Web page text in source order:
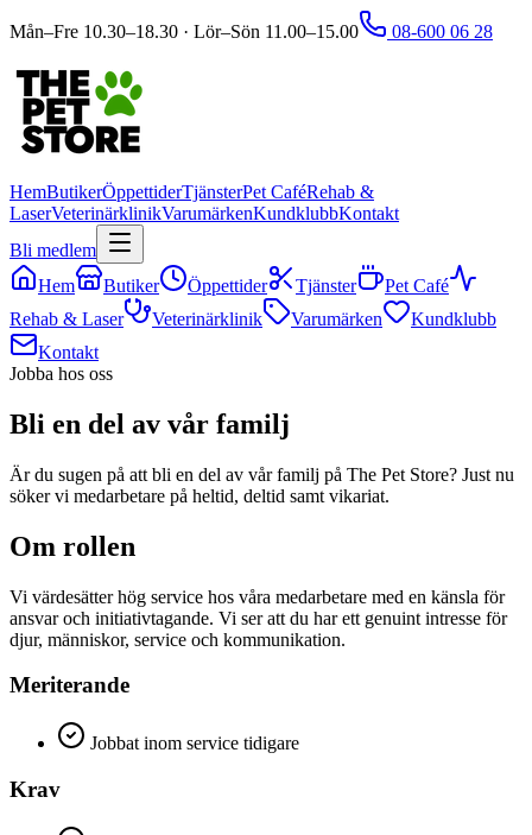
Mån–Fre 10.30–18.30 · Lör–Sön 11.00–15.00 08-600 06 28
HemButikerÖppettiderTjänsterPet CaféRehab &
LaserVeterinärklinikVarumärkenKundklubbKontakt
Bli medlem
Hem
Butiker Öppettider Tjänster
Pet Café
Rehab & Laser
Veterinärklinik Varumärken
Kundklubb
Kontakt
Jobba hos oss
Bli en del av vår familj
Är du sugen på att bli en del av vår familj på The Pet Store? Just nu
söker vi medarbetare på heltid, deltid samt vikariat.
Om rollen
Vi värdesätter hög service hos våra medarbetare med en känsla för
ansvar och initiativtagande. Vi ser att du har ett genuint intresse för
djur, människor, service och kommunikation.
Meriterande
Jobbat inom service tidigare
Krav